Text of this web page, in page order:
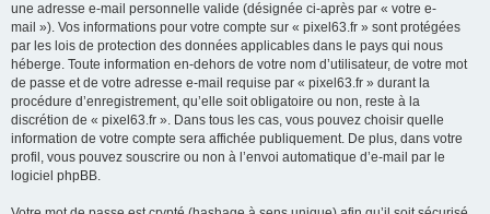
une adresse e-mail personnelle valide (désignée ci-après par « votre e-
mail »). Vos informations pour votre compte sur « pixel63.fr » sont protégées
par les lois de protection des données applicables dans le pays qui nous
héberge. Toute information en-dehors de votre nom d’utilisateur, de votre mot
de passe et de votre adresse e-mail requise par « pixel63.fr » durant la
procédure d’enregistrement, qu’elle soit obligatoire ou non, reste à la
discrétion de « pixel63.fr ». Dans tous les cas, vous pouvez choisir quelle
information de votre compte sera affichée publiquement. De plus, dans votre
profil, vous pouvez souscrire ou non à l’envoi automatique d’e-mail par le
logiciel phpBB.